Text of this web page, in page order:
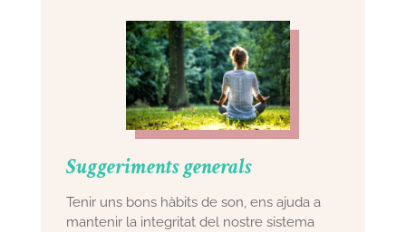
Suggeriments generals
Tenir uns bons hàbits de son, ens ajuda a
mantenir la integritat del nostre sistema